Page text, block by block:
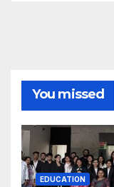
You missed
EDUCATION